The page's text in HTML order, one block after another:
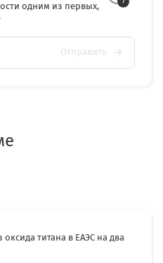
одним из первых,
Отправить
титана в ЕАЭС на два